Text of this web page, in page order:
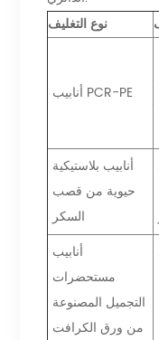
نوع التغليف
أنابيب PCR-PE
أنابيب بلاستيكية
حيوية من قصب
السكر
أنابيب
مستحضرات
التجميل المصنوعة
من ورق الكرافت